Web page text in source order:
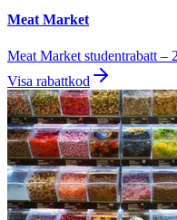
Meat Market
Meat Market studentrabatt –
Visa rabattkod